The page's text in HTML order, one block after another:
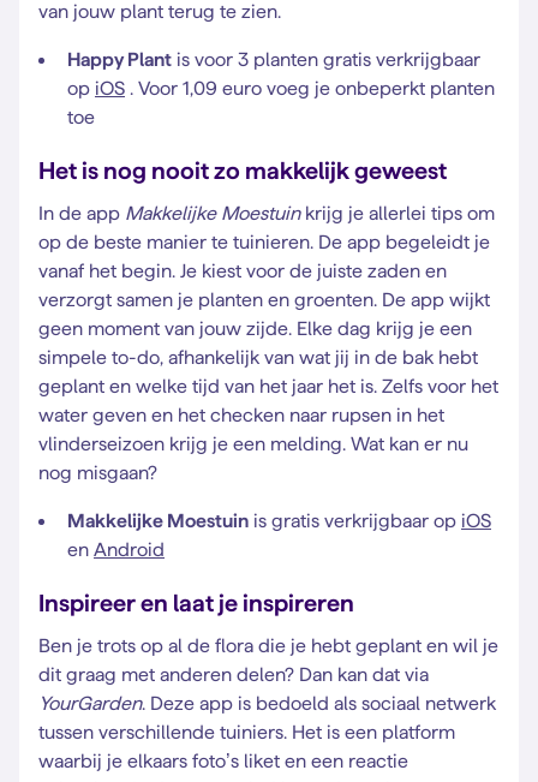
van jouw plant terug te zien.
Happy Plant is voor 3 planten gratis verkrijgbaar
op iOS . Voor 1,09 euro voeg je onbeperkt planten
toe
Het is nog nooit zo makkelijk geweest
In de app Makkelijke Moestuinkrijg je allerlei tips om
op de beste manier te tuinieren. De app begeleidt je
vanaf het begin. Je kiest voor de juiste zaden en
verzorgt samen je planten en groenten. De app wijkt
geen moment van jouw zijde. Elke dag krijg je een
simpele to-do, afhankelijk van wat jij in de bak hebt
geplant en welke tijd van het jaar het is. Zelfs voor het
water geven en het checken naar rupsen in het
vlinderseizoen krijg je een melding. Wat kan er nu
nog misgaan?
Makkelijke Moestuin is gratis verkrijgbaar op iOS
en Android
Inspireer en laat je inspireren
Ben je trots op al de flora die je hebt geplant en wil je
dit graag met anderen delen? Dan kan dat via
YourGarden. Deze app is bedoeld als sociaal netwerk
tussen verschillende tuiniers. Het is een platform
waarbij je elkaars foto’s liket en een reactie